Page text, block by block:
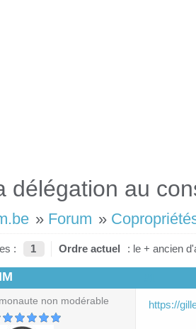
délégation au
» Forum »
: 1 Ordre actuel : le + ancien
non modérable https://